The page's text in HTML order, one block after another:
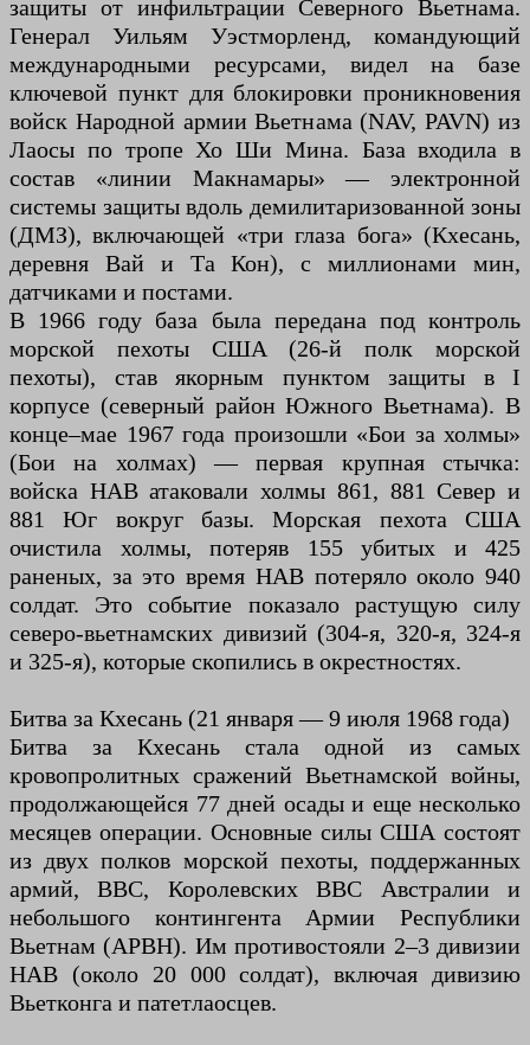
защиты от инфильтрации Северного Вьетнама.
Генерал Уильям Уэстморленд, командующий
международными ресурсами, видел на базе
ключевой пункт для блокировки проникновения
войск Народной армии Вьетнама (NAV, PAVN) из
Лаосы по тропе Хо Ши Мина. База входила в
состав «линии Макнамары» — электронной
системы защиты вдоль демилитаризованной зоны
(ДМЗ), включающей «три глаза бога» (Кхесань,
деревня Вай и Та Кон), с миллионами мин,
датчиками и постами.
В 1966 году база была передана под контроль
морской пехоты США (26-й полк морской
пехоты), став якорным пунктом защиты в I
корпусе (северный район Южного Вьетнама). В
конце–мае 1967 года произошли «Бои за холмы»
(Бои на холмах) — первая крупная стычка:
войска НАВ атаковали холмы 861, 881 Север и
881 Юг вокруг базы. Морская пехота США
очистила холмы, потеряв 155 убитых и 425
раненых, за это время НАВ потеряло около 940
солдат. Это событие показало растущую силу
северо-вьетнамских дивизий (304-я, 320-я, 324-я
и 325-я), которые скопились в окрестностях.
Битва за Кхесань (21 января — 9 июля 1968 года)
Битва за Кхесань стала одной из самых
кровопролитных сражений Вьетнамской войны,
продолжающейся 77 дней осады и еще несколько
месяцев операции. Основные силы США состоят
из двух полков морской пехоты, поддержанных
армий, ВВС, Королевских ВВС Австралии и
небольшого контингента Армии Республики
Вьетнам (АРВН). Им противостояли 2–3 дивизии
НАВ (около 20 000 солдат), включая дивизию
Вьетконга и патетлаосцев.